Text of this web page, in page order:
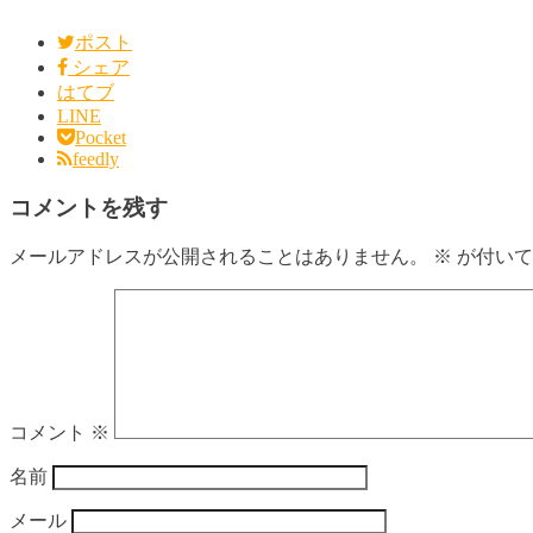
ポスト
シェア
はてブ
LINE
Pocket
feedly
コメントを残す
メールアドレスが公開されることはありません。 ※ が付い
コメント ※
名前
メール